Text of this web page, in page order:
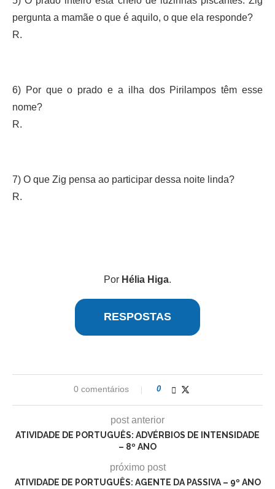
pergunta a mamãe o que é aquilo, o que ela responde?
R.
6) Por que o prado e a ilha dos Pirilampos têm esse
nome?
R.
7) O que Zig pensa ao participar dessa noite linda?
R.
Por Hélia Higa.
RESPOSTAS
0 comentários 0
post anterior
ATIVIDADE DE PORTUGUÊS: ADVÉRBIOS DE INTENSIDADE
– 8º ANO
próximo post
ATIVIDADE DE PORTUGUÊS: AGENTE DA PASSIVA – 9º ANO